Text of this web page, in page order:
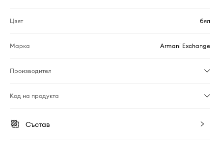
Цвят бял
Марка Armani Exchange
Производител
Код на продукта
Състав